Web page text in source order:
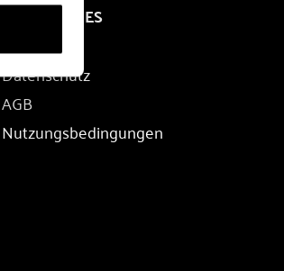
RECHTLICHES
Impressum
Datenschutz
AGB
Nutzungsbedingungen